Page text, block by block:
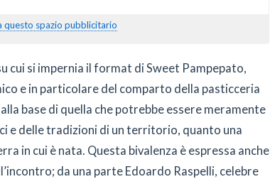
questo spazio pubblicitario
cui si impernia il format di Sweet Pampepato,
e in particolare del comparto della pasticceria
base di quella che potrebbe essere meramente
e delle tradizioni di un territorio, quanto una
in cui è nata. Questa bivalenza è espressa anche
da una parte Edoardo Raspelli, celebre